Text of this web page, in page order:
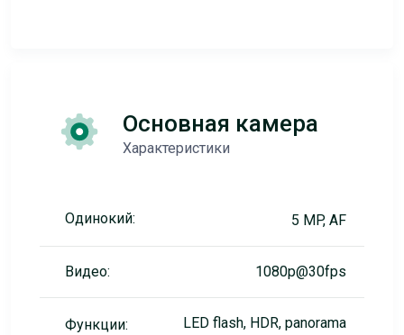
Основная камера
Характеристики
Одинокий: 5 MP, AF
Видео: 1080p@30fps
Функции: LED flash, HDR, panorama